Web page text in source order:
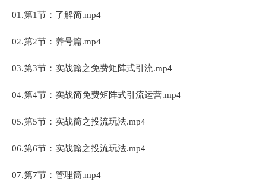
01.第1节：了解简.mp4
02.第2节：养号篇.mp4
03.第3节：实战篇之免费矩阵式引流.mp4
04.第4节：实战简免费矩阵式引流运营.mp4
05.第5节：实战筒之投流玩法.mp4
06.第6节：实战篇之投流玩法.mp4
07.第7节：管理筒.mp4